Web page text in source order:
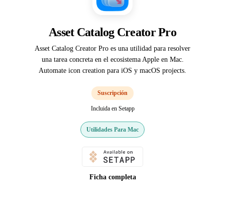
Asset Catalog Creator Pro
Asset Catalog Creator Pro es una utilidad para resolver
una tarea concreta en el ecosistema Apple en Mac.
Automate icon creation para iOS y macOS projects.
Suscripción
Incluida en Setapp
Utilidades Para Mac
Ficha completa